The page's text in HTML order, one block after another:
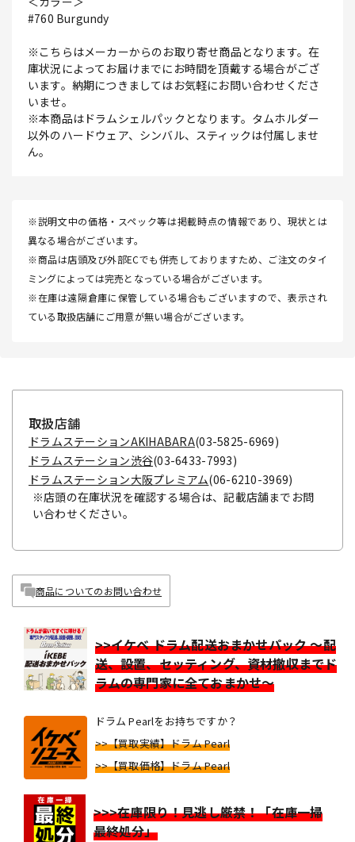
#760 Burgundy
※こちらはメーカーからのお取り寄せ商品となります。在
庫状況によってお届けまでにお時間を頂戴する場合がござ
います。納期につきましてはお気軽にお問い合わせくださ
いませ。
※本商品はドラムシェルパックとなります。タムホルダー
以外のハードウェア、シンバル、スティックは付属しませ
ん。
※説明文中の価格・スペック等は掲載時点の情報であり、現状とは
異なる場合がございます。
※商品は店頭及び外部ECでも併売しておりますため、ご注文のタイ
ミングによっては完売となっている場合がございます。
※在庫は遠隔倉庫に保管している場合もございますので、表示され
ている取扱店舗にご用意が無い場合がございます。
取扱店舗
ドラムステーションAKIHABARA(03-5825-6969)
ドラムステーション渋谷(03-6433-7993)
ドラムステーション大阪プレミアム(06-6210-3969)
※店頭の在庫状況を確認する場合は、記載店舗までお問
い合わせください。
商品についてのお問い合わせ
>>イケベ ドラム配送おまかせパック ～配
送、設置、セッティング、資材撤収までド
ラムの専門家に全ておまかせ～
ドラム Pearlをお持ちですか？
>>【買取実績】ドラム Pearl
>>【買取価格】ドラム Pearl
>>>在庫限り！見逃し厳禁！「在庫一掃
最終処分」